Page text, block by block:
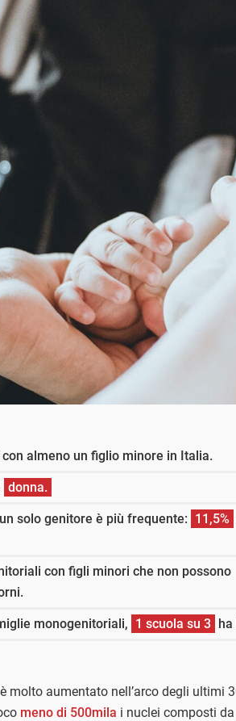
almeno un figlio minore in Italia.
donna.
solo genitore è più frequente: 11,5%
con figli minori che non possono
monogenitoriali, 1 scuola su 3 ha
molto aumentato nell’arco degli ultimi
meno di 500mila i nuclei composti